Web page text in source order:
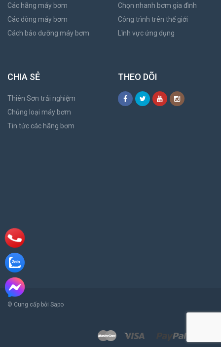
Các hãng máy bơm
Các dòng máy bơm
Cách bảo dưỡng máy bơm
Chọn nhanh bơm gia đình
Công trình trên thế giới
Lĩnh vực ứng dụng
CHIA SẺ
Thiên Sơn trải nghiệm
Chủng loại máy bơm
Tin tức các hãng bơm
THEO DÕI
© Cung cấp bởi Sapo